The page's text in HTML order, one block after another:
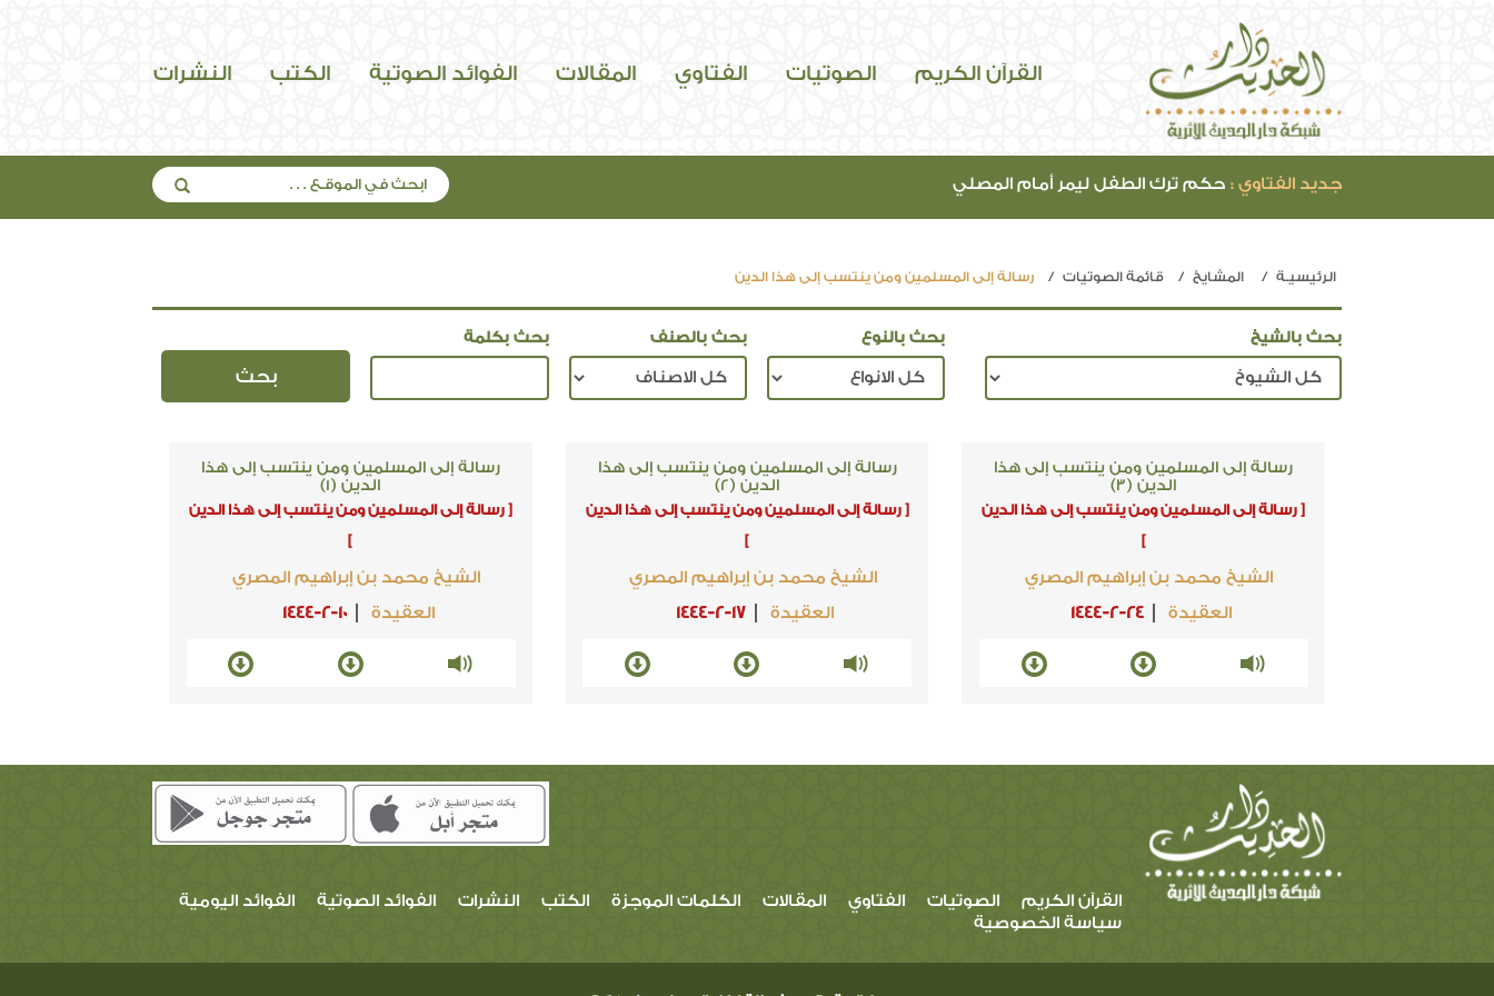
القرآن الكريم الصوتيات الفتاوي المقالات الفوائد الصوتية الكتب النشرات
جديد الفتاوي : حكم ترك الطفل ليمر أمام المصلي
الرئيسيـة المشايخ قائمة الصوتيات رسالة إلى المسلمين ومن ينتسب إلى هذا الدين
بحث بالشيخ بحث بالنوع بحث بالصنف بحث بكلمة
رسالة إلى المسلمين ومن ينتسب إلى هذا
الدين (3)
[ رسالة إلى المسلمين ومن ينتسب إلى هذا الدين
]
الشيخ محمد بن إبراهيم المصري
العقيدة
1444-2-24
رسالة إلى المسلمين ومن ينتسب إلى هذا
الدين (2)
[ رسالة إلى المسلمين ومن ينتسب إلى هذا الدين
]
الشيخ محمد بن إبراهيم المصري
العقيدة
1444-2-17
رسالة إلى المسلمين ومن ينتسب إلى هذا
الدين (1)
[ رسالة إلى المسلمين ومن ينتسب إلى هذا الدين
]
الشيخ محمد بن إبراهيم المصري
العقيدة
1444-2-10
القرآن الكريم الصوتيات الفتاوي المقالات الكلمات الموجزة الكتب النشرات الفوائد الصوتية
الفوائد اليومية
سياسة الخصوصية